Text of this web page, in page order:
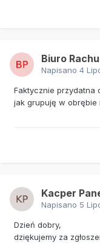
Biuro
Napisano 4
Faktycznie przydatna
jak grupuję w obrębie
Kacper
Napisano 5
Dzień dobry,
dziękujemy za